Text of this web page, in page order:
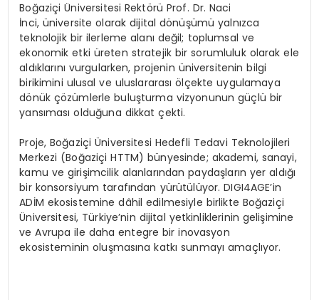
Boğaziçi Üniversitesi Rektörü Prof. Dr. Naci
İnci, üniversite olarak dijital dönüşümü yalnızca
teknolojik bir ilerleme alanı değil; toplumsal ve
ekonomik etki üreten stratejik bir sorumluluk olarak ele
aldıklarını vurgularken, projenin üniversitenin bilgi
birikimini ulusal ve uluslararası ölçekte uygulamaya
dönük çözümlerle buluşturma vizyonunun güçlü bir
yansıması olduğuna dikkat çekti.
Proje, Boğaziçi Üniversitesi Hedefli Tedavi Teknolojileri
Merkezi (Boğaziçi HTTM) bünyesinde; akademi, sanayi,
kamu ve girişimcilik alanlarından paydaşların yer aldığı
bir konsorsiyum tarafından yürütülüyor. DIGI4AGE’in
ADİM ekosistemine dâhil edilmesiyle birlikte Boğaziçi
Üniversitesi, Türkiye’nin dijital yetkinliklerinin gelişimine
ve Avrupa ile daha entegre bir inovasyon
ekosisteminin oluşmasına katkı sunmayı amaçlıyor.